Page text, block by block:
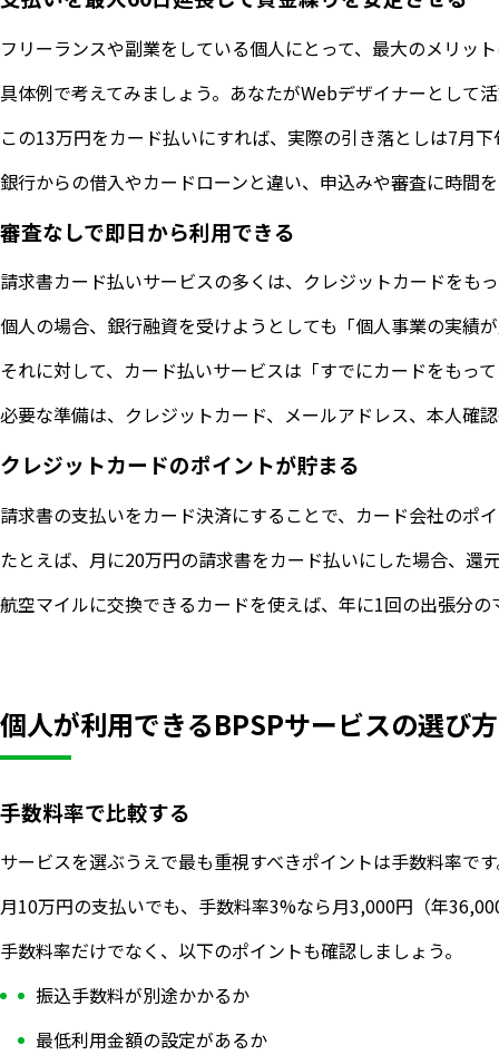
フリーランスや副業をしている個人にとって、最大のメリッ
具体例で考えてみましょう。あなたがWebデザイナーとして
この13万円をカード払いにすれば、実際の引き落としは7月
銀行からの借入やカードローンと違い、申込みや審査に時間
審査なしで即日から利用できる
請求書カード払いサービスの多くは、クレジットカードをも
個人の場合、銀行融資を受けようとしても「個人事業の実績
それに対して、カード払いサービスは「すでにカードをもっ
必要な準備は、クレジットカード、メールアドレス、本人確
クレジットカードのポイントが貯まる
請求書の支払いをカード決済にすることで、カード会社のポ
たとえば、月に20万円の請求書をカード払いにした場合、
航空マイルに交換できるカードを使えば、年に1回の出張分
個人が利用できるBPSPサービスの選び方
手数料率で比較する
サービスを選ぶうえで最も重視すべきポイントは手数料率で
月10万円の支払いでも、手数料率3%なら月3,000円（年
手数料率だけでなく、以下のポイントも確認しましょう。
振込手数料が別途かかるか
最低利用金額の設定があるか